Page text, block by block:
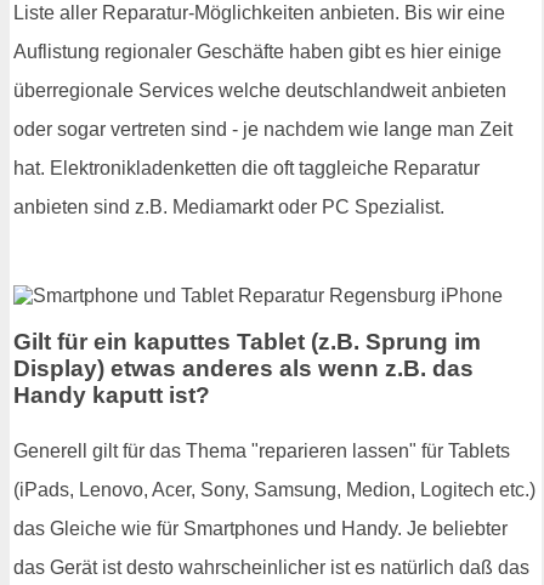
Liste aller Reparatur-Möglichkeiten anbieten. Bis wir eine
Auflistung regionaler Geschäfte haben gibt es hier einige
überregionale Services welche deutschlandweit anbieten
oder sogar vertreten sind - je nachdem wie lange man Zeit
hat. Elektronikladenketten die oft taggleiche Reparatur
anbieten sind z.B. Mediamarkt oder PC Spezialist.
Gilt für ein kaputtes Tablet (z.B. Sprung im
Display) etwas anderes als wenn z.B. das
Handy kaputt ist?
Generell gilt für das Thema "reparieren lassen" für Tablets
(iPads, Lenovo, Acer, Sony, Samsung, Medion, Logitech etc.)
das Gleiche wie für Smartphones und Handy. Je beliebter
das Gerät ist desto wahrscheinlicher ist es natürlich daß das